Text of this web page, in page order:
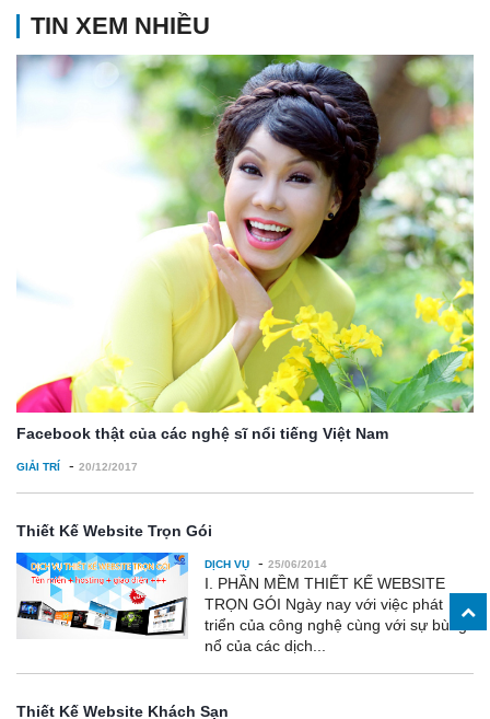
TIN XEM NHIỀU
Facebook thật của các nghệ sĩ nổi tiếng Việt Nam
GIẢI TRÍ - 20/12/2017
Thiết Kế Website Trọn Gói
DỊCH VỤ - 25/06/2014
I. PHẦN MỀM THIẾT KẾ WEBSITE
TRỌN GÓI Ngày nay với việc phát
triển của công nghệ cùng với sự bùng
nổ của các dịch...
Thiết Kế Website Khách Sạn